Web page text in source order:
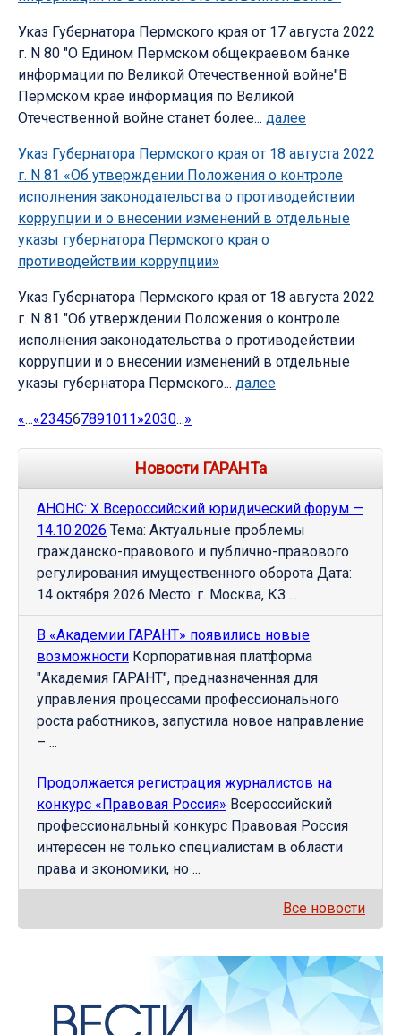
Указ Губернатора Пермского края от 17 августа 2022
г. N 80 "О Едином Пермском общекраевом банке
информации по Великой Отечественной войне"В
Пермском крае информация по Великой
Отечественной войне станет более... далее
Указ Губернатора Пермского края от 18 августа 2022
г. N 81 «Об утверждении Положения о контроле
исполнения законодательства о противодействии
коррупции и о внесении изменений в отдельные
указы губернатора Пермского края о
противодействии коррупции»
Указ Губернатора Пермского края от 18 августа 2022
г. N 81 "Об утверждении Положения о контроле
исполнения законодательства о противодействии
коррупции и о внесении изменений в отдельные
указы губернатора Пермского... далее
«...«234567891011 »2030...»
Новости ГАРАНТа
АНОНС: Х Всероссийский юридический форум —
14.10.2026 Тема: Актуальные проблемы
гражданско-правового и публично-правового
регулирования имущественного оборота Дата:
14 октября 2026 Место: г. Москва, КЗ ...
В «Академии ГАРАНТ» появились новые
возможности Корпоративная платформа
"Академия ГАРАНТ", предназначенная для
управления процессами профессионального
роста работников, запустила новое направление
– ...
Продолжается регистрация журналистов на
конкурс «Правовая Россия» Всероссийский
профессиональный конкурс Правовая Россия
интересен не только специалистам в области
права и экономики, но ...
Все новости